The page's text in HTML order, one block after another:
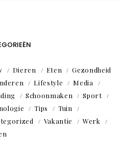
Dieren Eten
Gezondheid
Lifestyle
Media
Schoonmaken
Sport
Tips
Tuin
Vakantie
Werk